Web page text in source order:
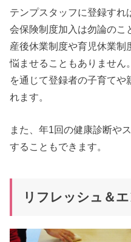
テンプスタッフに登録すれ
会保険制度加入は勿論のこ
産後休業制度や育児休業制
悩ませることもありません
を通じて登録者の子育てや
れます。
また、年1回の健康診断や
することもできます。
リフレッシュ＆